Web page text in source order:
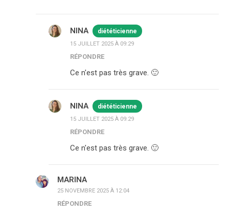
NINA diététicienne
15 JUILLET 2025 À 09:29
RÉPONDRE
Ce n'est pas très grave. 🙂
NINA diététicienne
15 JUILLET 2025 À 09:29
RÉPONDRE
Ce n'est pas très grave. 🙂
MARINA
25 NOVEMBRE 2025 À 12:04
RÉPONDRE